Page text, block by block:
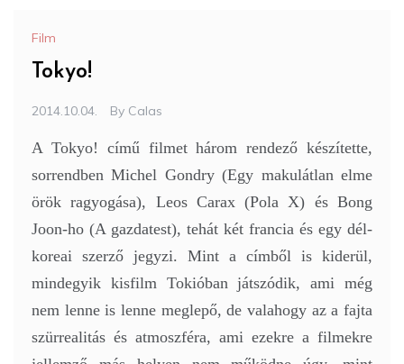
Film
Tokyo!
2014.10.04. By Calas
A Tokyo! című filmet három rendező készítette,
sorrendben Michel Gondry (Egy makulátlan elme
örök ragyogása), Leos Carax (Pola X) és Bong
Joon-ho (A gazdatest), tehát két francia és egy dél-
koreai szerző jegyzi. Mint a címből is kiderül,
mindegyik kisfilm Tokióban játszódik, ami még
nem lenne is lenne meglepő, de valahogy az a fajta
szürrealitás és atmoszféra, ami ezekre a filmekre